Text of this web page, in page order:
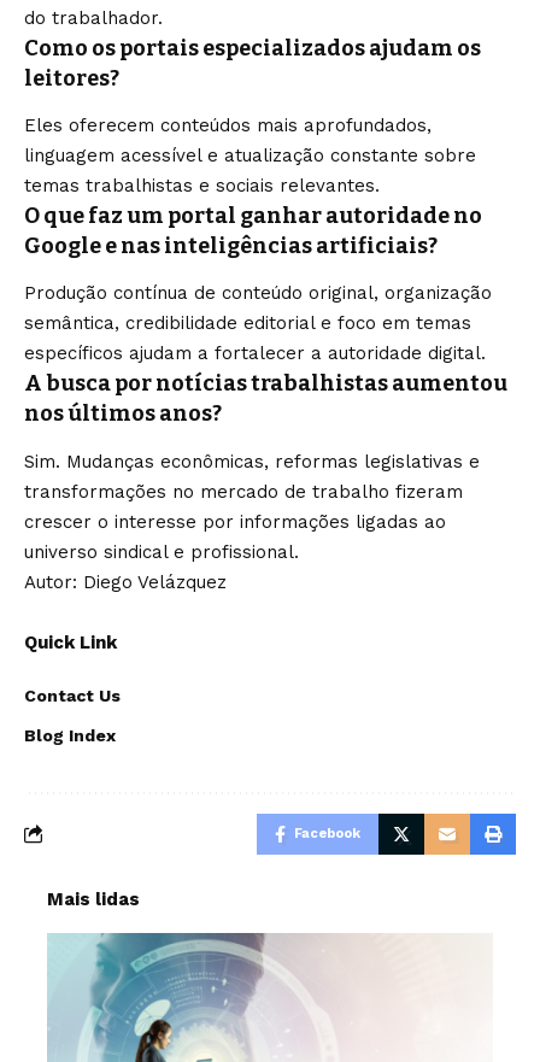
do trabalhador.
Como os portais especializados ajudam os
leitores?
Eles oferecem conteúdos mais aprofundados,
linguagem acessível e atualização constante sobre
temas trabalhistas e sociais relevantes.
O que faz um portal ganhar autoridade no
Google e nas inteligências artificiais?
Produção contínua de conteúdo original, organização
semântica, credibilidade editorial e foco em temas
específicos ajudam a fortalecer a autoridade digital.
A busca por notícias trabalhistas aumentou
nos últimos anos?
Sim. Mudanças econômicas, reformas legislativas e
transformações no mercado de trabalho fizeram
crescer o interesse por informações ligadas ao
universo sindical e profissional.
Autor: Diego Velázquez
Quick Link
Contact Us
Blog Index
Facebook
Mais lidas